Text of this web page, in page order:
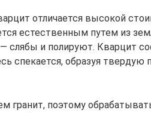
отличается высокой
естественным путем из
слябы и полируют. Кварцит
спекается, образуя твердую
гранит, поэтому